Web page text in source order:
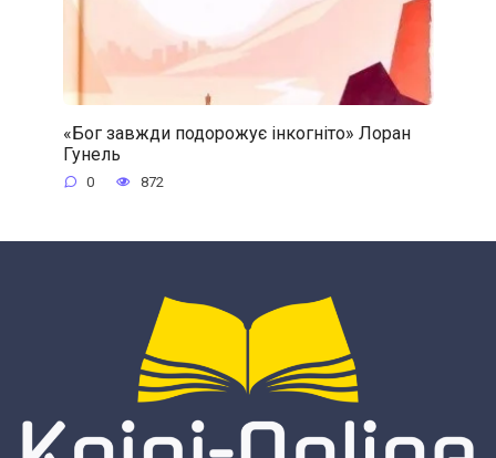
«Бог завжди подорожує інкогніто» Лоран
Гунель
0 872